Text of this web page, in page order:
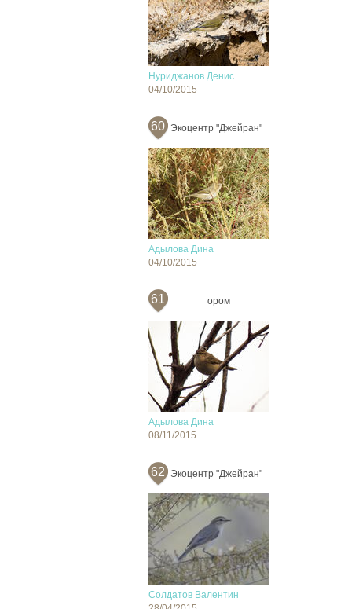
Нуриджанов Денис
04/10/2015
60 Экоцентр "Джейран"
Адылова Дина
04/10/2015
61 ором
Адылова Дина
08/11/2015
62 Экоцентр "Джейран"
Солдатов Валентин